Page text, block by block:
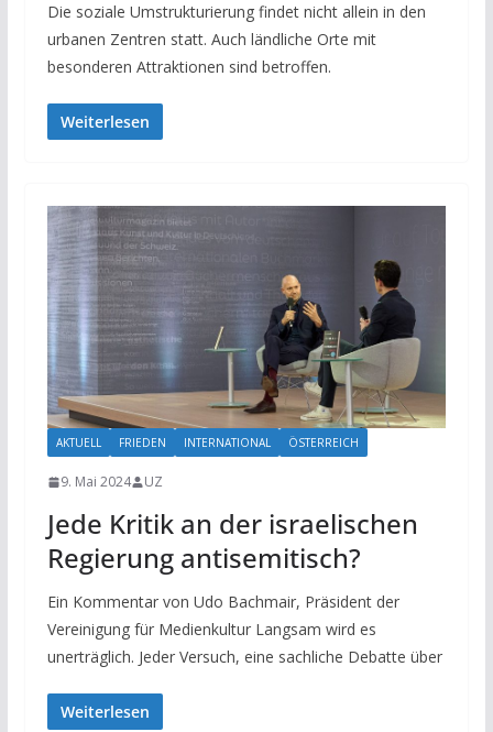
Die soziale Umstrukturierung findet nicht allein in den
urbanen Zentren statt. Auch ländliche Orte mit
besonderen Attraktionen sind betroffen.
Weiterlesen
AKTUELL FRIEDEN INTERNATIONAL ÖSTERREICH
9. Mai 2024 UZ
Jede Kritik an der israelischen
Regierung antisemitisch?
Ein Kommentar von Udo Bachmair, Präsident der
Vereinigung für Medienkultur Langsam wird es
unerträglich. Jeder Versuch, eine sachliche Debatte über
Weiterlesen